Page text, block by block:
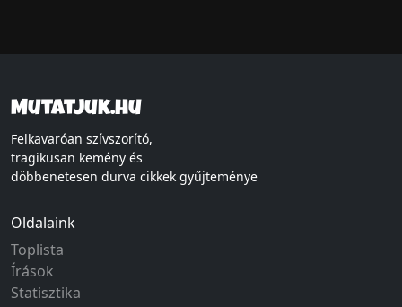
Mutatjuk.hu
Felkavaróan szívszorító,
tragikusan kemény és
döbbenetesen durva cikkek gyűjteménye
Oldalaink
Toplista
Írások
Statisztika